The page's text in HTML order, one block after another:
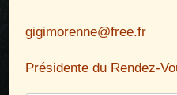
gigimorenne@free.fr
Présidente du Rendez-